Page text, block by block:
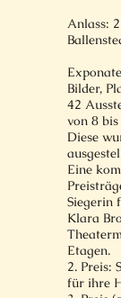
Anlass:
Bilder,
42
von 8
Diese
Eine
Siegerin
Klara
Etagen.
2. Preis:
für ihre